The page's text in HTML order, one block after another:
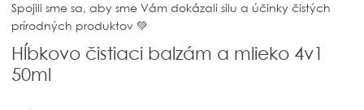
Spojili sme sa, aby sme Vám dokázali silu a účinky čistých
prírodných produktov 💚
Hĺbkovo čistiaci balzám a mlieko 4v1
50ml